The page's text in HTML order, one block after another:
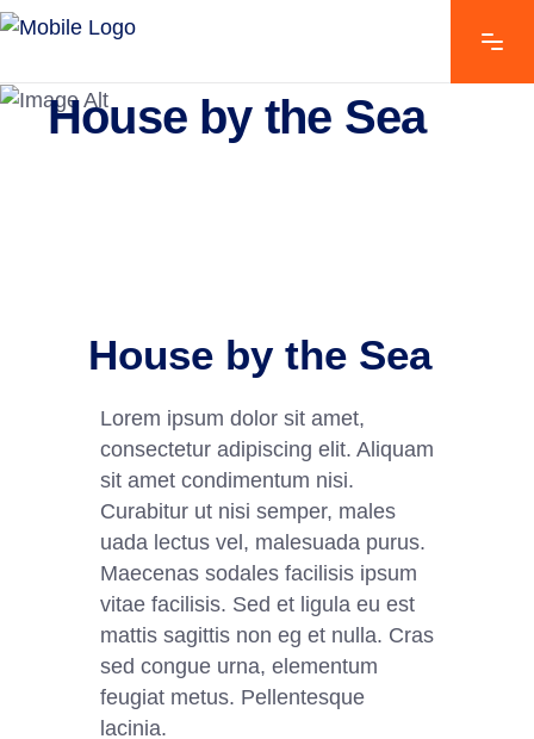
House by the Sea
House by the Sea
Lorem ipsum dolor sit amet,
consectetur adipiscing elit. Aliquam
sit amet condimentum nisi.
Curabitur ut nisi semper, males
uada lectus vel, malesuada purus.
Maecenas sodales facilisis ipsum
vitae facilisis. Sed et ligula eu est
mattis sagittis non eg et nulla. Cras
sed congue urna, elementum
feugiat metus. Pellentesque
lacinia.